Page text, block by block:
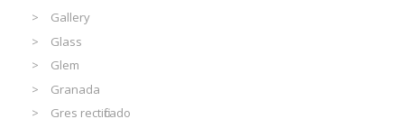
Gallery
Glass
Glem
Granada
Gres rectificado